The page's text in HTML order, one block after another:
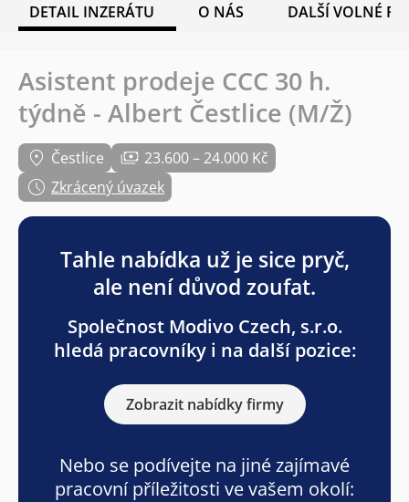
DETAIL INZERÁTU O NÁS DALŠÍ VOLNÉ
Asistent prodeje CCC 30 h.
týdně - Albert Čestlice (M/Ž)
Čestlice
23.600 – 24.000 Kč
Zkrácený úvazek
Tahle nabídka už je sice pryč,
ale není důvod zoufat.
Společnost Modivo Czech, s.r.o.
hledá pracovníky i na další pozice:
Zobrazit nabídky firmy
Nebo se podívejte na jiné zajímavé
pracovní příležitosti ve vašem okolí: